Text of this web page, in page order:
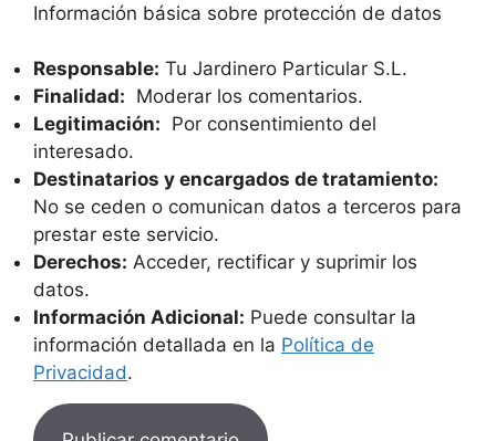
Información básica sobre protección de datos
Responsable: Tu Jardinero Particular S.L.
Finalidad: Moderar los comentarios.
Legitimación: Por consentimiento del
interesado.
Destinatarios y encargados de tratamiento:
No se ceden o comunican datos a terceros para
prestar este servicio.
Derechos: Acceder, rectificar y suprimir los
datos.
Información Adicional: Puede consultar la
información detallada en la Política de
Privacidad.